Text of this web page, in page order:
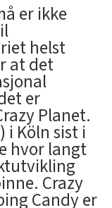
er ikke
helst
at det
er
Planet.
i Köln sist i
hvor langt
Crazy
Candy er